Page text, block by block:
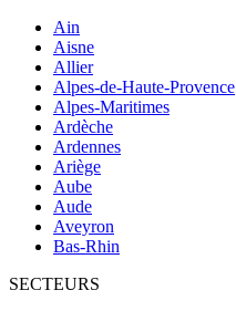
Ain
Aisne
Allier
Alpes-de-Haute-Provence
Alpes-Maritimes
Ardèche
Ardennes
Ariège
Aube
Aude
Aveyron
Bas-Rhin
SECTEURS